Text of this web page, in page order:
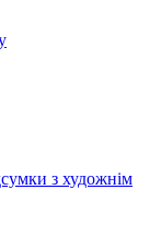
з художнім